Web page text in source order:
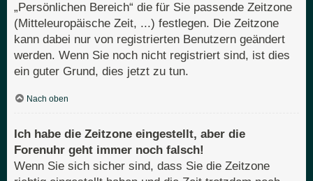
„Persönlichen Bereich“ die für Sie passende Zeitzone
(Mitteleuropäische Zeit, ...) festlegen. Die Zeitzone
kann dabei nur von registrierten Benutzern geändert
werden. Wenn Sie noch nicht registriert sind, ist dies
ein guter Grund, dies jetzt zu tun.
Nach oben
Ich habe die Zeitzone eingestellt, aber die
Forenuhr geht immer noch falsch!
Wenn Sie sich sicher sind, dass Sie die Zeitzone